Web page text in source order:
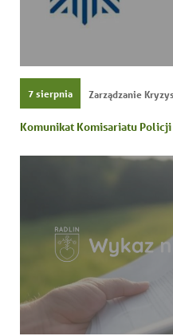
7 sierpnia Zarządzanie
Komunikat Komisariatu